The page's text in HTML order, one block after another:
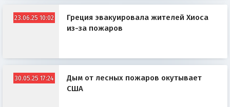
23.06.25 10:02
Греция эвакуировала жителей Хиоса
из-за пожаров
30.05.25 17:24
Дым от лесных пожаров окутывает
США